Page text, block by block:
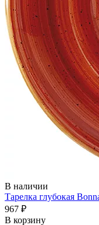
В наличии
Тарелка глубокая
967 ₽
В корзину